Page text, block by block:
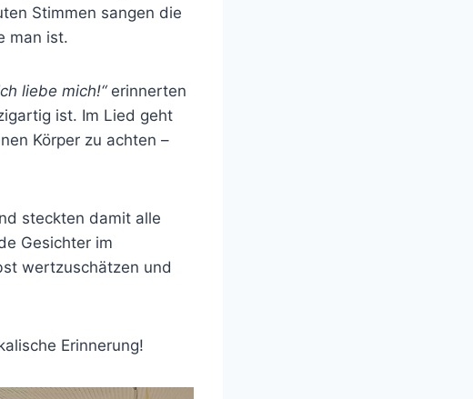
Stimmen sangen die
man ist.
liebe mich!“erinnerten
ist. Im Lied geht
Körper zu achten –
steckten damit alle
Gesichter im
wertzuschätzen und
Erinnerung!